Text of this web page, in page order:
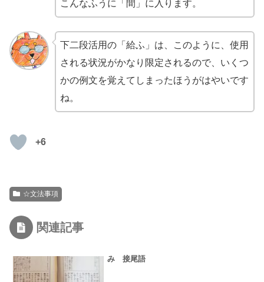
こんなふうに「間」に入ります。
下二段活用の「給ふ」は、このように、使用
される状況がかなり限定されるので、いくつ
かの例文を覚えてしまったほうがはやいです
ね。
+6
☆文法事項
関連記事
み 接尾語